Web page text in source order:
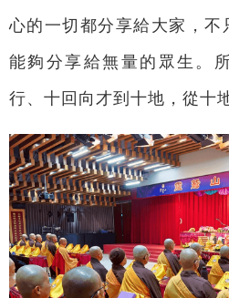
心的一切都分享給大家，不
能夠分享給無量的眾生。
行、十回向才到十地，從十